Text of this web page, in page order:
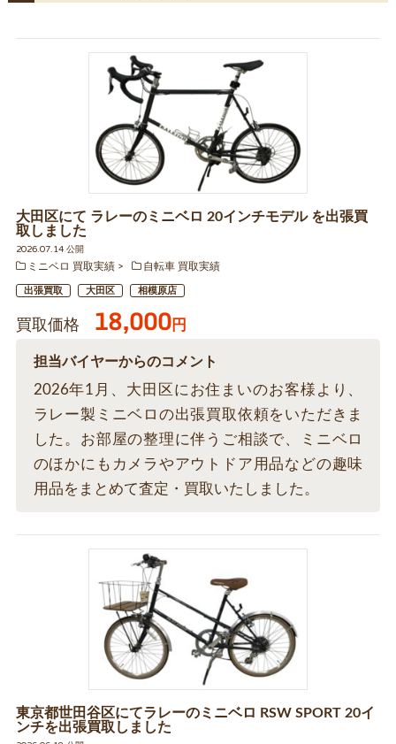
大田区にて ラレーのミニベロ 20インチモデル を出張買
取しました
2026.07.14 公開
ミニベロ 買取実績
自転車 買取実績
出張買取 大田区 相模原店
買取価格 18,000円
担当バイヤーからのコメント
2026年1月、大田区にお住まいのお客様より、
ラレー製ミニベロの出張買取依頼をいただきま
した。お部屋の整理に伴うご相談で、ミニベロ
のほかにもカメラやアウトドア用品などの趣味
用品をまとめて査定・買取いたしました。
東京都世田谷区にてラレーのミニベロ RSW SPORT 20イ
ンチを出張買取しました